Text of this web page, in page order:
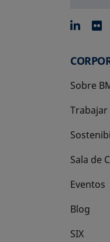
se
Sobre
Trabajar
Sala de
Eventos
Blog
SIX
se abre